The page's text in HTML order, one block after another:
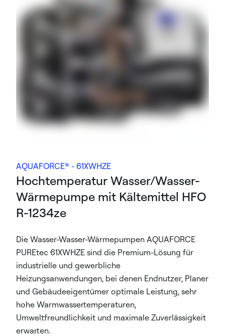
AQUAFORCE® - 61XWHZE
Hochtemperatur Wasser/Wasser-
Wärmepumpe mit Kältemittel HFO
R-1234ze
Die Wasser-Wasser-Wärmepumpen AQUAFORCE
PUREtec 61XWHZE sind die Premium-Lösung für
industrielle und gewerbliche
Heizungsanwendungen, bei denen Endnutzer, Planer
und Gebäudeeigentümer optimale Leistung, sehr
hohe Warmwassertemperaturen,
Umweltfreundlichkeit und maximale Zuverlässigkeit
erwarten.